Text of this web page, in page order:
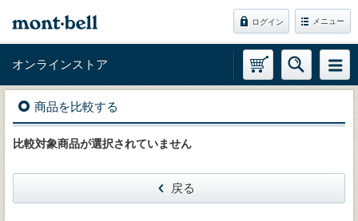
ログイン メニュー
オンラインストア
商品を比較する
比較対象商品が選択されていません
戻る